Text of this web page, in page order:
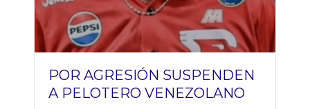
POR AGRESIÓN SUSPENDEN
A PELOTERO VENEZOLANO